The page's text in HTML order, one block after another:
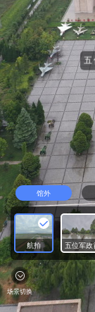
五
馆外
航拍 五位军政
场景切换